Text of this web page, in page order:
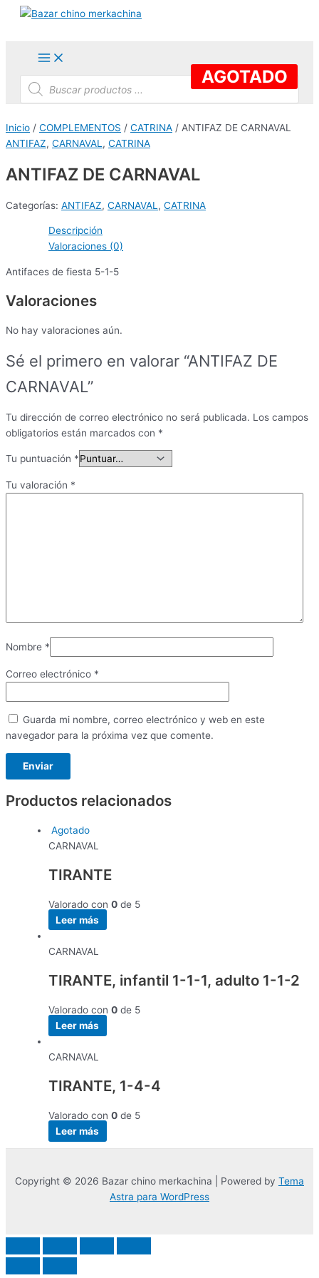
Main
Menu
Búsqueda
de
productos
Inicio / COMPLEMENTOS / CATRINA / ANTIFAZ DE CARNAVAL
ANTIFAZ, CARNAVAL , CATRINA
ANTIFAZ DE CARNAVAL
Categorías: ANTIFAZ, CARNAVAL , CATRINA
Descripción
Valoraciones (0)
Antifaces de fiesta 5-1-5
Valoraciones
No hay valoraciones aún.
Sé el primero en valorar “ANTIFAZ DE
CARNAVAL”
Tu dirección de correo electrónico no será publicada. Los campos
obligatorios están marcados con *
Tu puntuación *
Tu valoración *
Nombre *
Correo electrónico *
Guarda mi nombre, correo electrónico y web en este
navegador para la próxima vez que comente.
Productos relacionados
AGOTADO
Agotado
CARNAVAL
TIRANTE
Valorado con 0 de 5
Leer más
CARNAVAL
TIRANTE, infantil 1-1-1, adulto 1-1-2
Valorado con 0 de 5
Leer más
CARNAVAL
TIRANTE, 1-4-4
Valorado con 0 de 5
Leer más
Copyright © 2026 Bazar chino merkachina | Powered by Tema
Astra para WordPress